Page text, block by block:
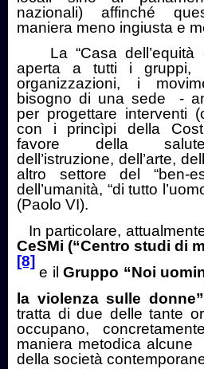
nazionali) affinché
maniera meno ingiusta e
La “Casa
aperta a tutti i gruppi,
organizzazioni, i
bisogno di una sede
-
per progettare interventi
con i princìpi della
favore della salute,
dell’istruzione, dell’arte,
altro settore del “ben-
dell’umanità, “di tutto
(Paolo VI).
In particolare,
CeSMi (“Centro studi di
[8]
e ilGruppo “Noi
la violenza sulle donne”
tratta di due delle tante
occupano,
maniera metodica alcune
della società